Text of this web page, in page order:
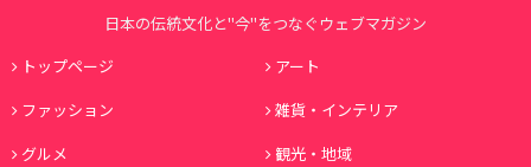
日本の伝統文化と"今"をつなぐウェブマガジン
トップページ
アート
ファッション
雑貨・インテリア
グルメ
観光・地域